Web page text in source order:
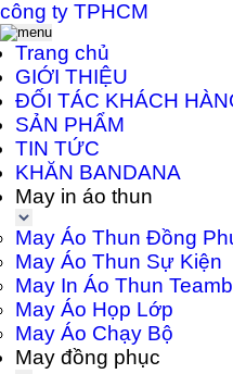
Trang chủ
GIỚI THIỆU
ĐỐI TÁC KHÁCH
SẢN PHẨM
TIN TỨC
KHĂN BANDANA
May in áo thun
May Áo Thun Đồng
May Áo Thun Sự Kiện
May In Áo Thun
May Áo Họp Lớp
May Áo Chạy Bộ
May đồng phục